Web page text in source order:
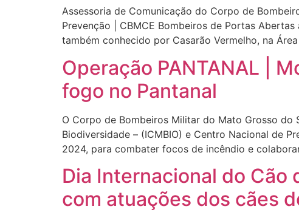
Assessoria de Comunicação do Corpo de
Prevenção | CBMCE Bombeiros de Portas
também conhecido por Casarão Vermelho, na
Operação PANTANAL |
fogo no Pantanal
O Corpo de Bombeiros Militar do Mato Grosso do
Biodiversidade – (ICMBIO) e Centro Nacional de
2024, para combater focos de incêndio e
Dia Internacional do Cão
com atuações dos cães